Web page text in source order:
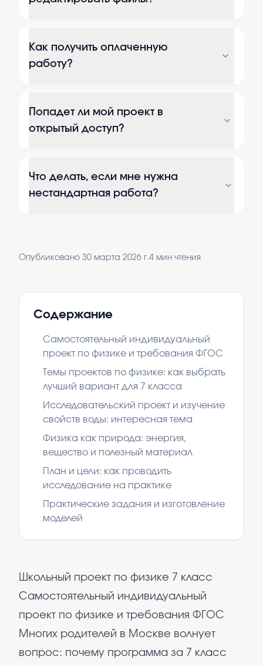
Как получить оплаченную
работу?
Попадет ли мой проект в
открытый доступ?
Что делать, если мне нужна
нестандартная работа?
Опубликовано 30 марта 2026 г.4 мин чтения
Содержание
Самостоятельный индивидуальный
проект по физике и требования ФГОС
Темы проектов по физике: как выбрать
лучший вариант для 7 класса
Исследовательский проект и изучение
свойств воды: интересная тема
Физика как природа: энергия,
вещество и полезный материал
План и цели: как проводить
исследование на практике
Практические задания и изготовление
моделей
Школьный проект по физике 7 класс
Самостоятельный индивидуальный
проект по физике и требования ФГОС
Многих родителей в Москве волнует
вопрос: почему программа за 7 класс